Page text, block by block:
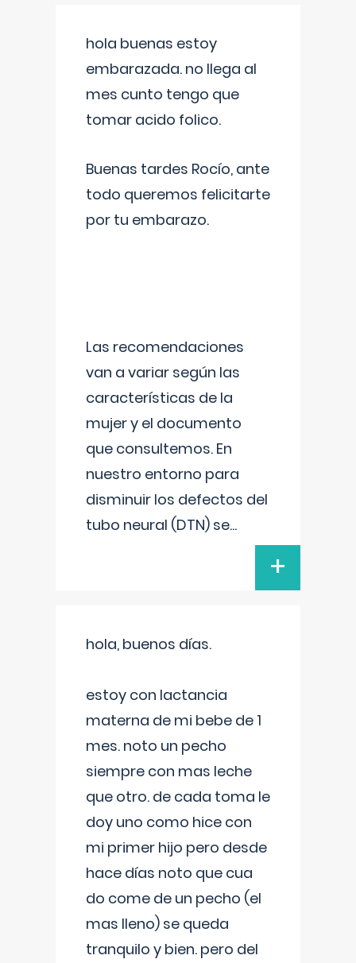
hola buenas estoy
embarazada. no llega al
mes cunto tengo que
tomar acido folico.
Buenas tardes Rocío, ante
todo queremos felicitarte
por tu embarazo.
Las recomendaciones
van a variar según las
características de la
mujer y el documento
que consultemos. En
nuestro entorno para
disminuir los defectos del
tubo neural (DTN) se...
+
hola, buenos días.
estoy con lactancia
materna de mi bebe de 1
mes. noto un pecho
siempre con mas leche
que otro. de cada toma le
doy uno como hice con
mi primer hijo pero desde
hace días noto que cua
do come de un pecho (el
mas lleno) se queda
tranquilo y bien. pero del